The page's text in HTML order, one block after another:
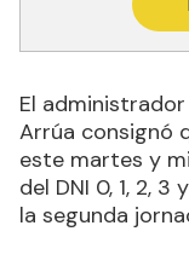
El
Arrúa consignó
este martes y
del DNI 0, 1, 2,
la segunda